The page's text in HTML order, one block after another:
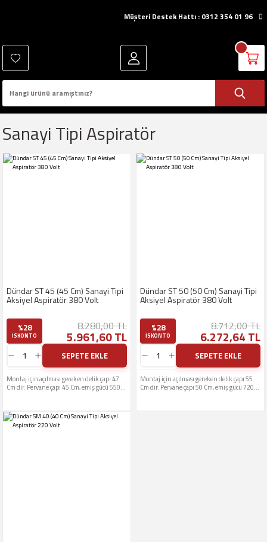
Müşteri Destek Hattı : 0312 354 01 96
Sanayi Tipi Aspiratör
Dündar ST 45 (45 Cm) Sanayi Tipi
Aksiyel Aspiratör 380 Volt
%28
ISKONTO
8.280,00 TL
5.961,60 TL
SEPETE EKLE
Montaj için açılması gereken delik çapı 47
Cm dir. Pervane çapı 45 Cm, emiş gücü 5500
Dündar ST 50 (50 Cm) Sanayi Tipi
Aksiyel Aspiratör 380 Volt
%28
ISKONTO
8.712,00 TL
6.272,64 TL
SEPETE EKLE
Montaj için açılması gereken delik çapı 55
Cm dir. Pervane çapı 50 Cm, emiş gücü 7200